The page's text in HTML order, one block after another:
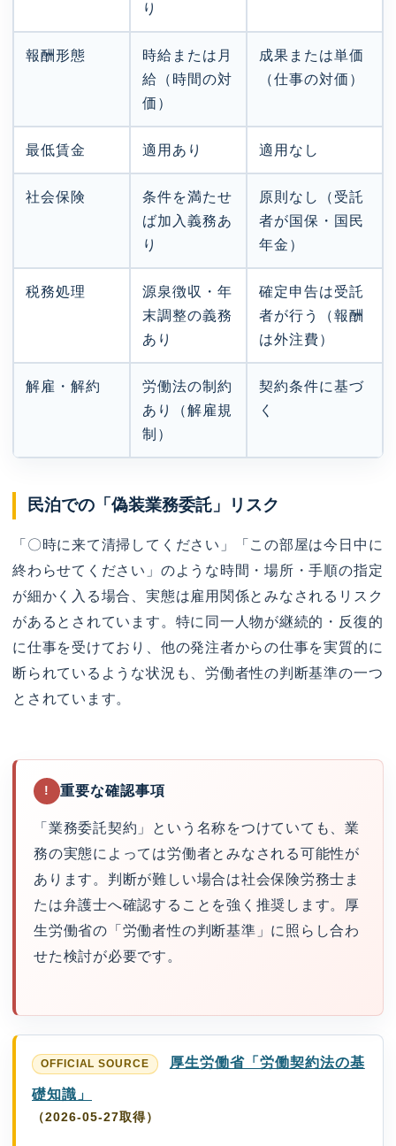
り
報酬形態
時給または月
給（時間の対
価）
成果または単価
（仕事の対価）
最低賃金 適用あり 適用なし
社会保険
条件を満たせ
ば加入義務あ
り
原則なし（受託
者が国保・国民
年金）
税務処理
源泉徴収・年
末調整の義務
あり
確定申告は受託
者が行う（報酬
は外注費）
解雇・解約
労働法の制約
あり（解雇規
制）
契約条件に基づ
く
民泊での「偽装業務委託」リスク
「〇時に来て清掃してください」「この部屋は今日中に
終わらせてください」のような時間・場所・手順の指定
が細かく入る場合、実態は雇用関係とみなされるリスク
があるとされています。特に同一人物が継続的・反復的
に仕事を受けており、他の発注者からの仕事を実質的に
断られているような状況も、労働者性の判断基準の一つ
とされています。
! 重要な確認事項
「業務委託契約」という名称をつけていても、業
務の実態によっては労働者とみなされる可能性が
あります。判断が難しい場合は社会保険労務士ま
たは弁護士へ確認することを強く推奨します。厚
生労働省の「労働者性の判断基準」に照らし合わ
せた検討が必要です。
厚生労働省「労働契約法の基
礎知識」
（2026-05-27取得）